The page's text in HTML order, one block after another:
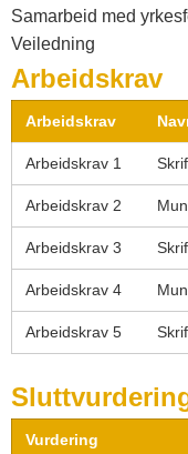
Samarbeid med
Veiledning
Arbeidskrav
Arbeidskrav
Arbeidskrav 1
Arbeidskrav 2
Arbeidskrav 3
Arbeidskrav 4
Arbeidskrav 5
Vurdering